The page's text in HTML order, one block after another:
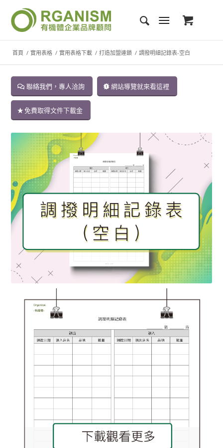
首頁 / 實用表格 / 實用表格下載 / 打造加盟連鎖 / 調撥明細記錄表-空白
聯絡我們，專人洽詢 網站導覽就來看這裡
免費取得文件下載金